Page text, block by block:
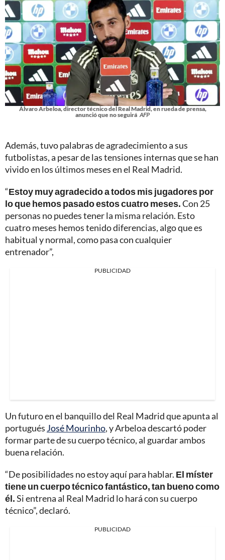
Álvaro Arbeloa, director técnico del Real Madrid, en rueda de prensa,
anunció que no seguirá AFP
Además, tuvo palabras de agradecimiento a sus
futbolistas, a pesar de las tensiones internas que se han
vivido en los últimos meses en el Real Madrid.
“Estoy muy agradecido a todos mis jugadores por
lo que hemos pasado estos cuatro meses.Con 25
personas no puedes tener la misma relación. Esto
cuatro meses hemos tenido diferencias, algo que es
habitual y normal, como pasa con cualquier
entrenador”,
PUBLICIDAD
Un futuro en el banquillo del Real Madrid que apunta al
portugués José Mourinho, y Arbeloa descartó poder
formar parte de su cuerpo técnico, al guardar ambos
buena relación.
“De posibilidades no estoy aquí para hablar. El míster
tiene un cuerpo técnico fantástico, tan bueno como
él.Si entrena al Real Madrid lo hará con su cuerpo
técnico”, declaró.
PUBLICIDAD